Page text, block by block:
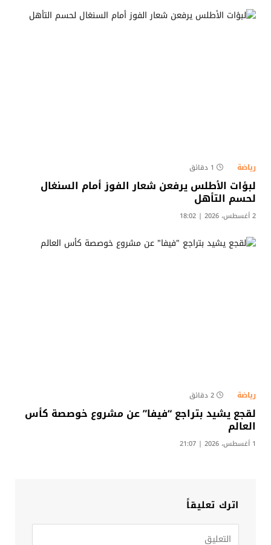
رياضة 1 دقائق
لبؤات الأطلس يرفعن شعار الفوز أمام السنغال
لحسم التأهل
2 أغسطس، 2026 | 18:02
رياضة 2 دقائق
لقجع يشيد بتراجع “فيفا” عن مشروع خوصصة كأس
العالم
1 أغسطس، 2026 | 21:07
اترك تعليقاً